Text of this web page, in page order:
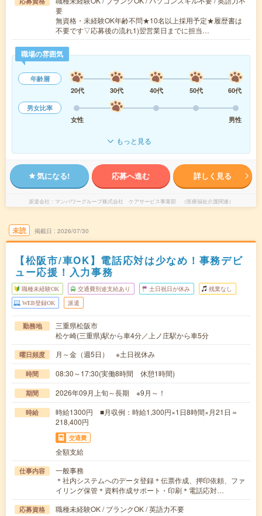
要
無資格・未経験OK年齢不問★10名以上採用予定★履歴書は
不要です▽応募後の流れ1)翌営業日までに担当…
職場の雰囲気
年齢層
20代
30代 40代 50代
60代
男女比率
女性
男性
もっと見る
気になる! 応募へ進む 詳しく見る
派遣会社 マンパワーグループ株式会社 ケアサービス事業部 （医療福祉介護関連）
未読 掲載日 2026/07/30
【松阪市/車OK】電話応対は少なめ！事務デビ
ュー応援！入力事務
職種未経験OK 交通費別途支給あり 土日祝日が休み 残業なし
WEB登録OK 派遣
勤務地
三重県松阪市
松ケ崎(三重県)駅から車4分／上ノ庄駅から車5分
曜日頻度 月～金（週5日） ※土日祝休み
時間 08:30～17:30(実働8時間 休憩1時間)
期間 2026年09月上旬～長期 ※9月～！
時給
時給1300円 ■月収例：時給1,300円×1日8時間×月21日＝
218,400円
交通費
全額支給
仕事内容
一般事務
＊社内システムへのデータ登録＊伝票作成、押印依頼、ファ
イリング保管＊資料作成サポート・印刷＊電話応対…
応募資格
職種未経験OK / ブランクOK / 英語力不要